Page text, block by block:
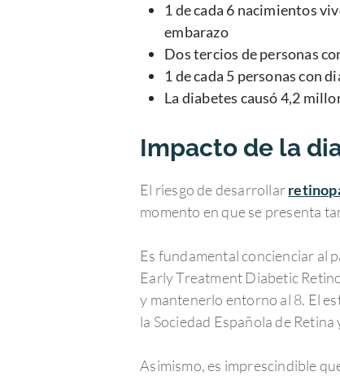
1 de cada 6 nacimientos
embarazo
Dos tercios de personas
1 de cada 5 personas con
La diabetes causó 4,2
Impacto de la
El riesgo de desarrollar
momento en que se presenta
Es fundamental concienciar al
Early Treatment Diabetic
y mantenerlo entorno al 8. El
la Sociedad Española de
Asimismo, es imprescindible